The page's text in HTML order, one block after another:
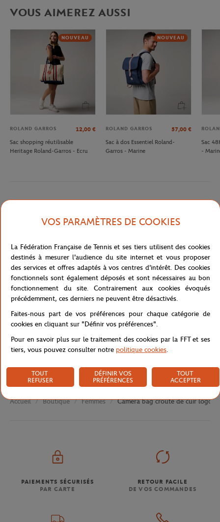
VOUS AIMEREZ AUSSI
NOUVEAU
ROLAND GARROS 12,00 €
Sac shopping réutilisable
Heritage Roland-Garros - Ecru
NOUVEAU
ROLAND GARROS 57,00 €
Sac à dos Essentiel Roland-
Garros - Marine
Sac
-
Description détaillée
Référence :RBGU0718-BLG-TU
Caractéristiques
Livraison et retours
Accueil Boutique Femmes Camera bag croûte de cuir logo
PAIEMENTS SÉCURISÉS
PAR CARTE
RETOUR FACILE
DE VOS COMMANDES
VOS PARAMÈTRES DE COOKIES
La Fédération Française de Tennis et ses tiers utilisent des cookies
destinés à mesurer l'audience du site internet et vous proposer
des services et offres adaptés à vos centres d'intérêt. Des cookies
fonctionnels sont également déposés et sont nécessaires au bon
fonctionnement du site. Contrairement aux cookies évoqués
précédemment, ces derniers ne peuvent être désactivés.
Faites-nous part de vos préférences pour chaque catégorie de
cookies en cliquant sur "Définir vos préférences".
Pour en savoir plus sur le traitement des cookies par la FFT et ses
tiers, vous pouvez consulter notre politique cookies.
TOUT
REFUSER
DÉFINIR VOS
PRÉFÉRENCES
TOUT
ACCEPTER